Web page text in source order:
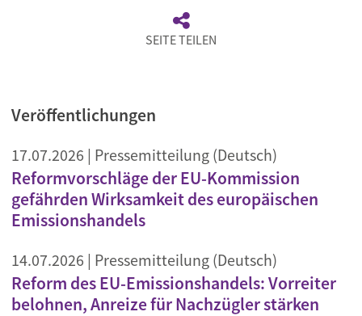
SEITE TEILEN
Veröffentlichungen
17.07.2026 | Pressemitteilung (Deutsch)
Reformvorschläge der EU-Kommission
gefährden Wirksamkeit des europäischen
Emissionshandels
14.07.2026 | Pressemitteilung (Deutsch)
Reform des EU-Emissionshandels: Vorreiter
belohnen, Anreize für Nachzügler stärken